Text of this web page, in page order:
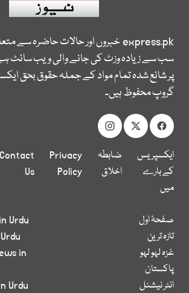
express.pkخبروں اور حالات حاضرہ سے
سب سے زیادہ وزٹ کی جانے والی ویب سائٹ
پر شائع شدہ تمام مواد کے جملہ حقوق بحق
گروپ محفوظ ہیں۔
ایکسپریس
کے بارے
میں
ضابطہ
اخلاق
Privacy
Policy
Contact
Us
صفحۂ اول
تازہ ترین
غزہ لہو لہو
پاکستان
انٹر نیشنل
Urdu
in
Urdu